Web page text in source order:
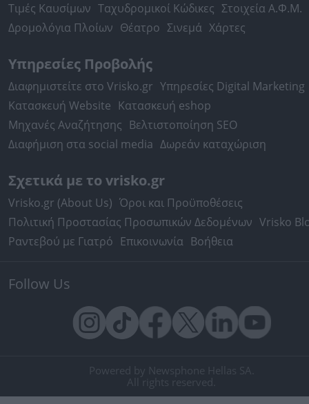
Τιμές Καυσίμων Ταχυδρομικοί Κώδικες Στοιχεία Α.Φ.Μ.
Δρομολόγια Πλοίων Θέατρο Σινεμά Χάρτες
Υπηρεσίες Προβολής
Διαφημιστείτε στο Vrisko.gr Υπηρεσίες Digital Marketing
Κατασκευή Website Κατασκευή eshop
Μηχανές Αναζήτησης Βελτιστοποίηση SEO
Διαφήμιση στα social media Δωρεάν καταχώριση
Σχετικά με το vrisko.gr
Vrisko.gr (About Us) Όροι και Προϋποθέσεις
Πολιτική Προστασίας Προσωπικών Δεδομένων Vrisko
Ραντεβού με Γιατρό Επικοινωνία Βοήθεια
Follow Us
Powered by Newsphone Hellas SA.
All rights reserved.